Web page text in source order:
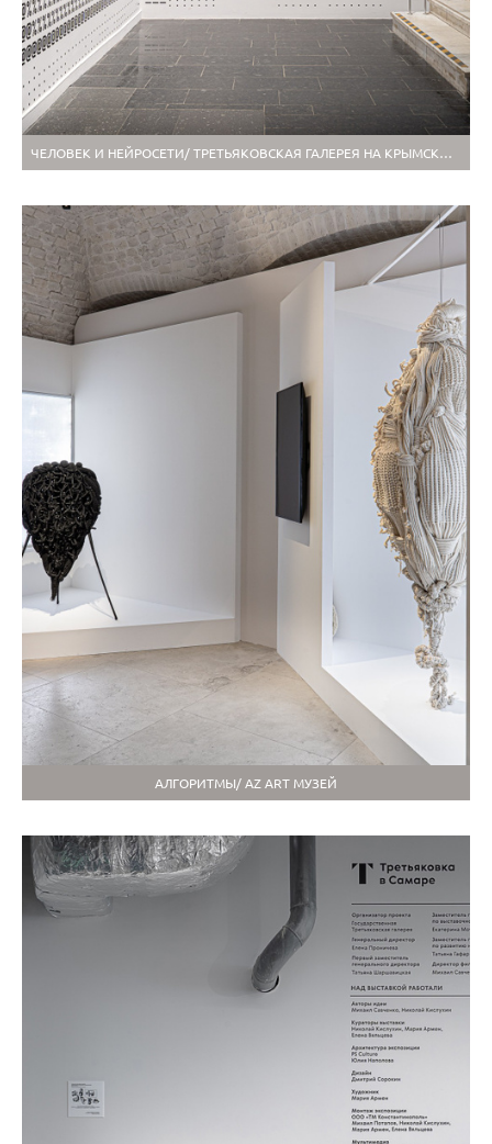
ЧЕЛОВЕК И НЕЙРОСЕТИ/ ТРЕТЬЯКОВСКАЯ ГАЛЕРЕЯ НА КРЫМСКОМ ВАЛУ
АЛГОРИТМЫ/ AZ ART МУЗЕЙ